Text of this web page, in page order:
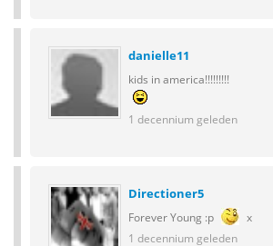
danielle11
kids in america!!!!!!!!!
1 decennium geleden
Directioner5
Forever Young :p
x
1 decennium geleden